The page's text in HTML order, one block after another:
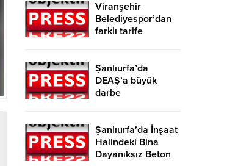
Viranşehir
Belediyespor’dan
farklı tarife
Şanlıurfa’da
DEAŞ’a büyük
darbe
Şanlıurfa’da İnşaat
Halindeki Bina
Dayanıksız Beton